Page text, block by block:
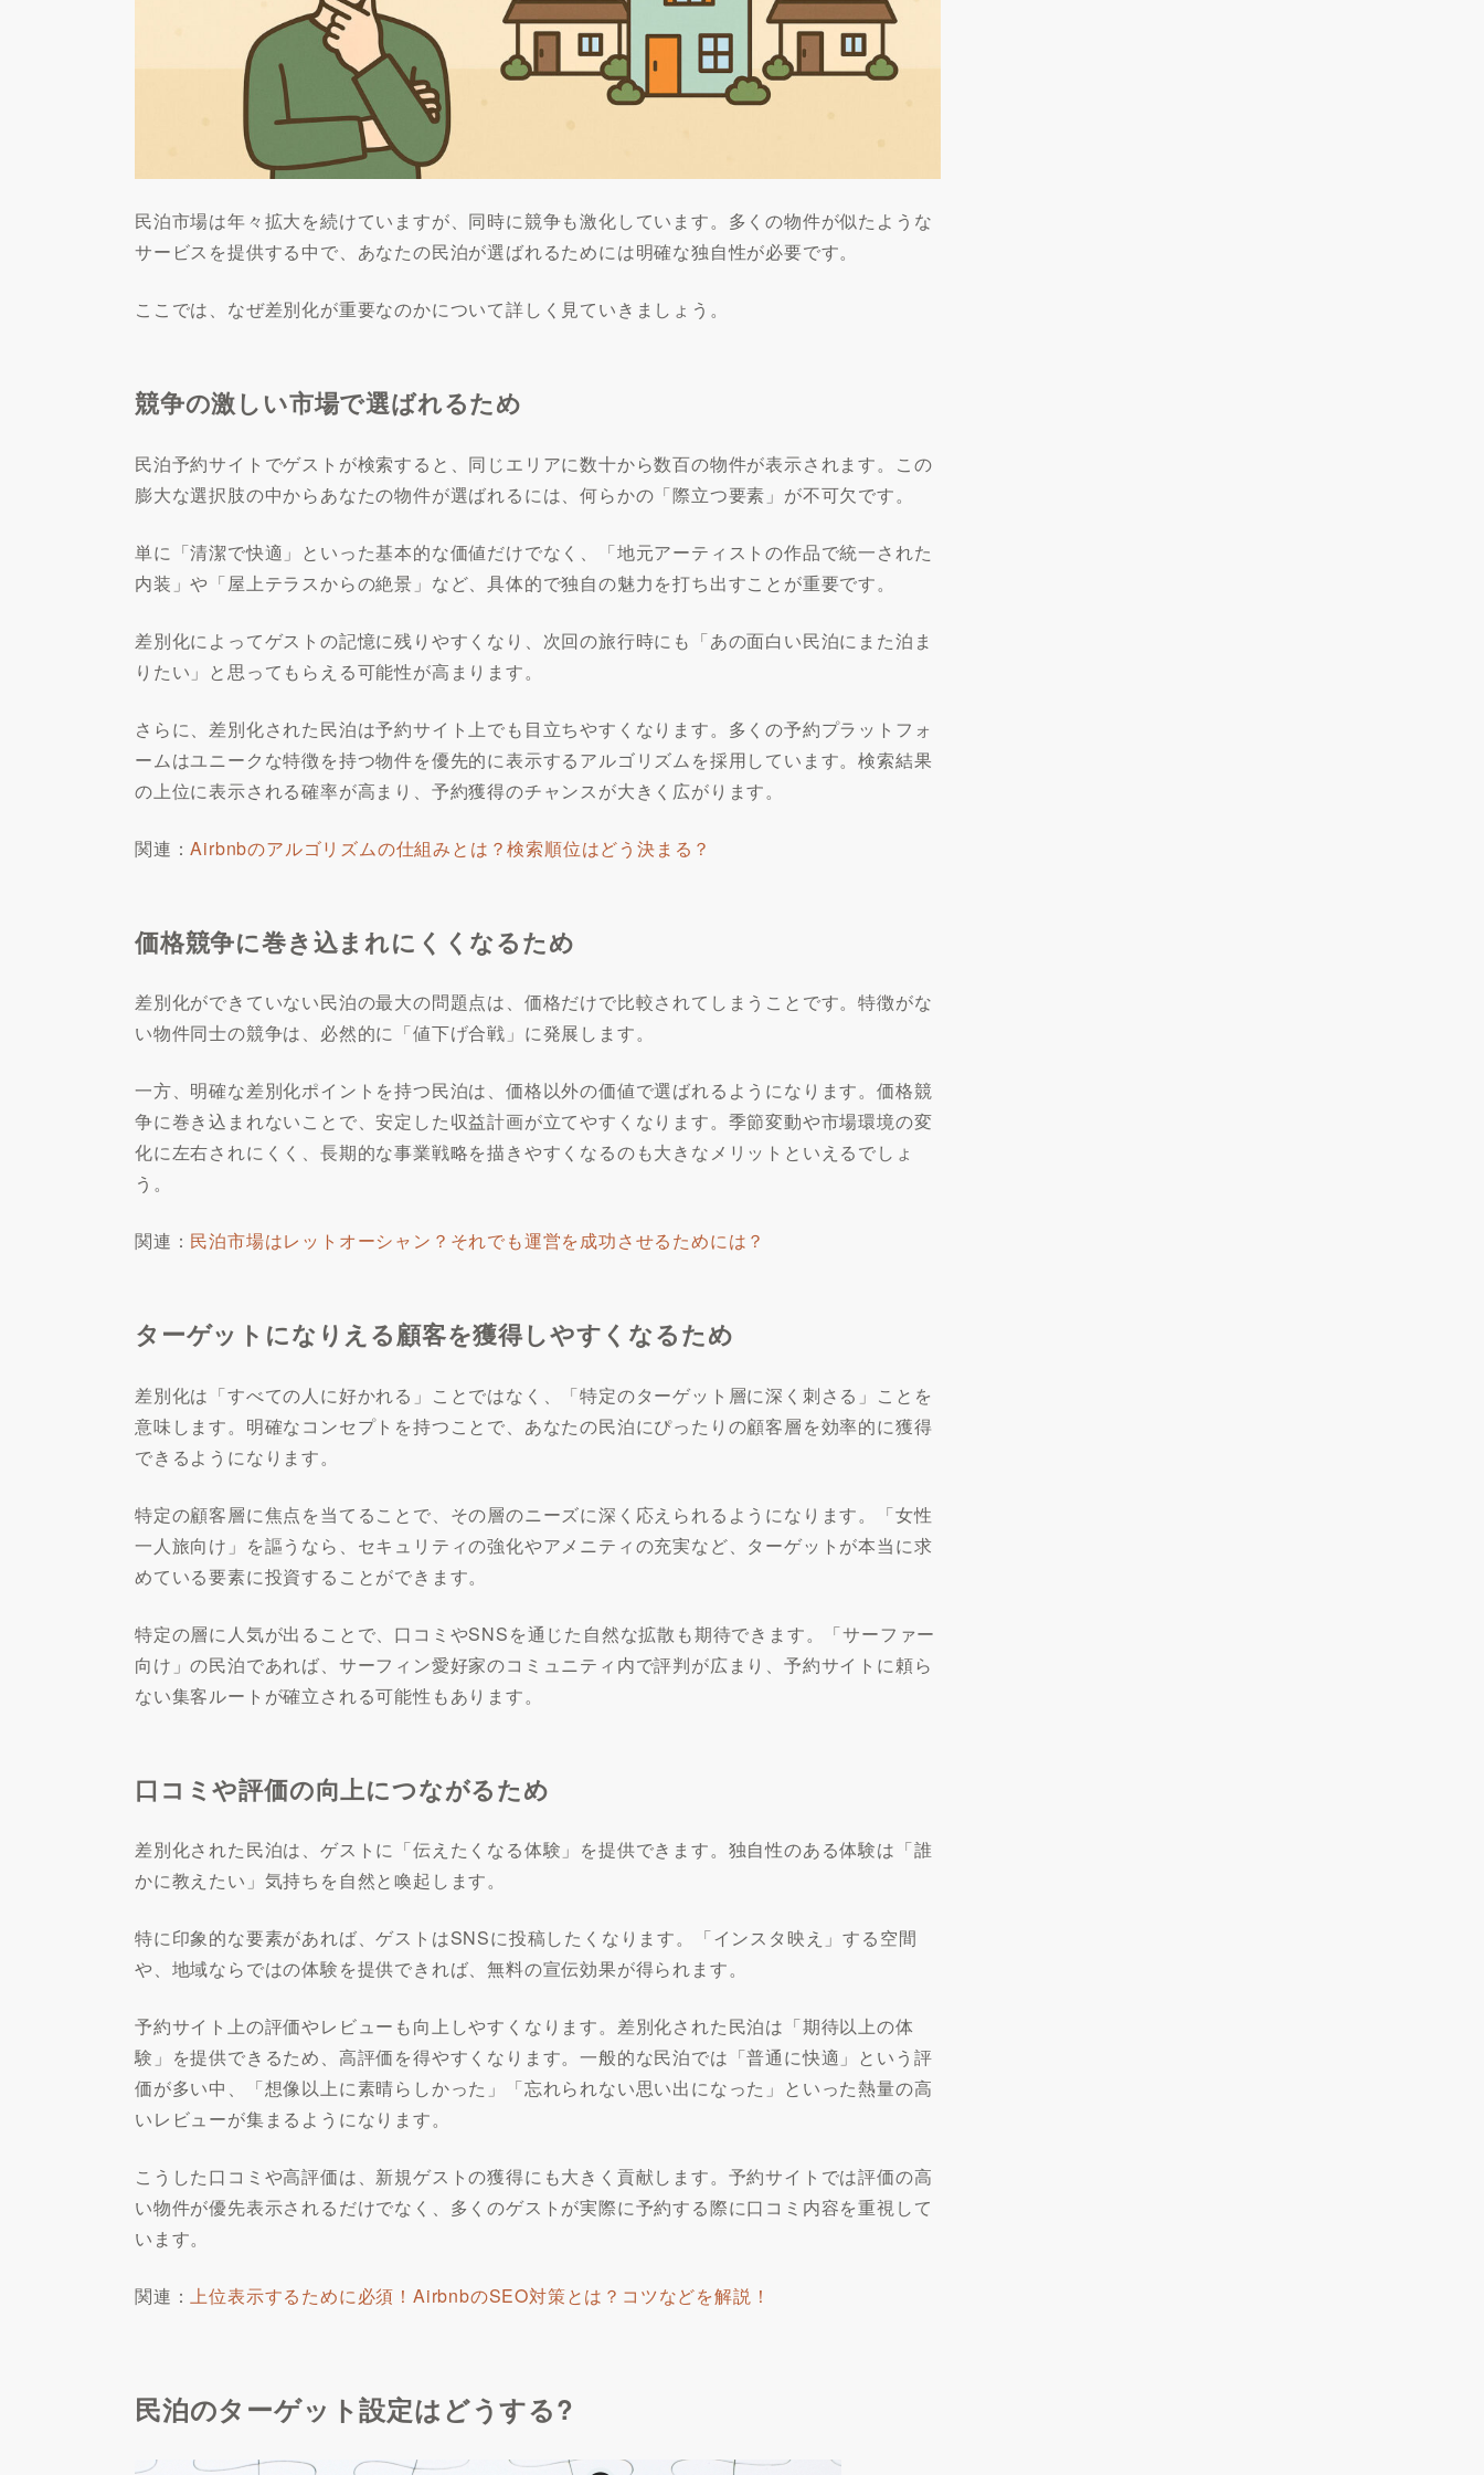
民泊市場は年々拡大を続けていますが、同時に競争も激化しています。多くの物件が似たような
サービスを提供する中で、あなたの民泊が選ばれるためには明確な独自性が必要です。
ここでは、なぜ差別化が重要なのかについて詳しく見ていきましょう。
競争の激しい市場で選ばれるため
民泊予約サイトでゲストが検索すると、同じエリアに数十から数百の物件が表示されます。この
膨大な選択肢の中からあなたの物件が選ばれるには、何らかの「際立つ要素」が不可欠です。
単に「清潔で快適」といった基本的な価値だけでなく、「地元アーティストの作品で統一された
内装」や「屋上テラスからの絶景」など、具体的で独自の魅力を打ち出すことが重要です。
差別化によってゲストの記憶に残りやすくなり、次回の旅行時にも「あの面白い民泊にまた泊ま
りたい」と思ってもらえる可能性が高まります。
さらに、差別化された民泊は予約サイト上でも目立ちやすくなります。多くの予約プラットフォ
ームはユニークな特徴を持つ物件を優先的に表示するアルゴリズムを採用しています。検索結果
の上位に表示される確率が高まり、予約獲得のチャンスが大きく広がります。
関連：Airbnbのアルゴリズムの仕組みとは？検索順位はどう決まる？
価格競争に巻き込まれにくくなるため
差別化ができていない民泊の最大の問題点は、価格だけで比較されてしまうことです。特徴がな
い物件同士の競争は、必然的に「値下げ合戦」に発展します。
一方、明確な差別化ポイントを持つ民泊は、価格以外の価値で選ばれるようになります。価格競
争に巻き込まれないことで、安定した収益計画が立てやすくなります。季節変動や市場環境の変
化に左右されにくく、長期的な事業戦略を描きやすくなるのも大きなメリットといえるでしょ
う。
関連： 民泊市場はレットオーシャン？それでも運営を成功させるためには？
ターゲットになりえる顧客を獲得しやすくなるため
差別化は「すべての人に好かれる」ことではなく、「特定のターゲット層に深く刺さる」ことを
意味します。明確なコンセプトを持つことで、あなたの民泊にぴったりの顧客層を効率的に獲得
できるようになります。
特定の顧客層に焦点を当てることで、その層のニーズに深く応えられるようになります。「女性
一人旅向け」を謳うなら、セキュリティの強化やアメニティの充実など、ターゲットが本当に求
めている要素に投資することができます。
特定の層に人気が出ることで、口コミやSNSを通じた自然な拡散も期待できます。「サーファー
向け」の民泊であれば、サーフィン愛好家のコミュニティ内で評判が広まり、予約サイトに頼ら
ない集客ルートが確立される可能性もあります。
口コミや評価の向上につながるため
差別化された民泊は、ゲストに「伝えたくなる体験」を提供できます。独自性のある体験は「誰
かに教えたい」気持ちを自然と喚起します。
特に印象的な要素があれば、ゲストはSNSに投稿したくなります。「インスタ映え」する空間
や、地域ならではの体験を提供できれば、無料の宣伝効果が得られます。
予約サイト上の評価やレビューも向上しやすくなります。差別化された民泊は「期待以上の体
験」を提供できるため、高評価を得やすくなります。一般的な民泊では「普通に快適」という評
価が多い中、「想像以上に素晴らしかった」「忘れられない思い出になった」といった熱量の高
いレビューが集まるようになります。
こうした口コミや高評価は、新規ゲストの獲得にも大きく貢献します。予約サイトでは評価の高
い物件が優先表示されるだけでなく、多くのゲストが実際に予約する際に口コミ内容を重視して
います。
関連：上位表示するために必須！AirbnbのSEO対策とは？コツなどを解説！
民泊のターゲット設定はどうする?